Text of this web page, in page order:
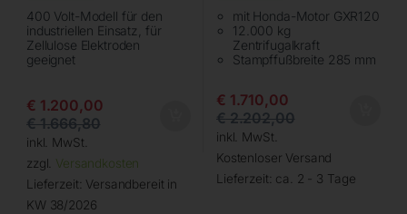
400 Volt-Modell für den
industriellen Einsatz, für
Zellulose Elektroden
geeignet
€ 1.200,00
€1.666,80
inkl. MwSt.
zzgl. Versandkosten
Lieferzeit: Versandbereit in
KW 38/2026
mit Honda-Motor GXR120
12.000 kg
Zentrifugalkraft
Stampffußbreite 285 mm
€ 1.710,00
€2.202,00
inkl. MwSt.
Kostenloser Versand
Lieferzeit: ca. 2 - 3 Tage